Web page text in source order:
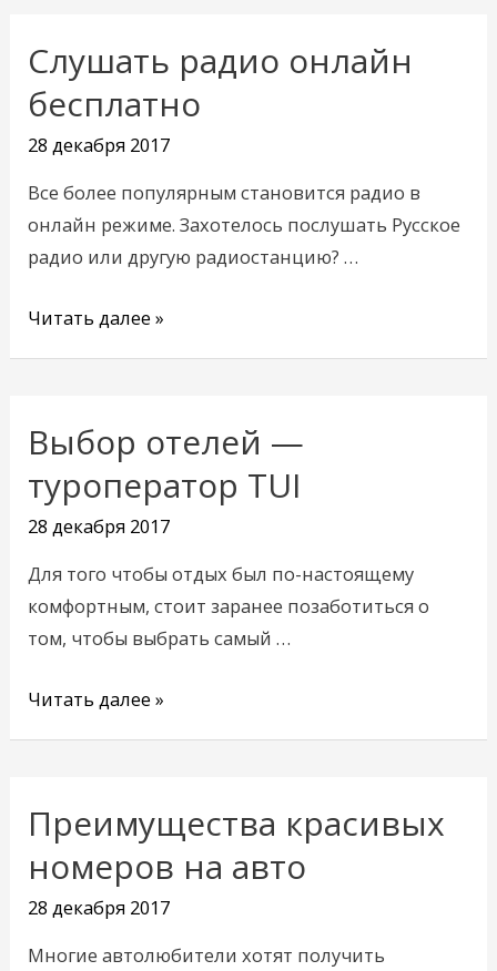
Слушать радио онлайн
бесплатно
28 декабря 2017
Все более популярным становится радио в
онлайн режиме. Захотелось послушать Русское
радио или другую радиостанцию? …
Слушать
радио
онлайн
бесплатно
Читать далее »
Выбор отелей —
туроператор TUI
28 декабря 2017
Для того чтобы отдых был по-настоящему
комфортным, стоит заранее позаботиться о
том, чтобы выбрать самый …
Выбор
—
туроператор
TUI
Читать далее »
Преимущества красивых
номеров на авто
28 декабря 2017
Многие автолюбители хотят получить
Преимущества
красивых
номеров
на
авто